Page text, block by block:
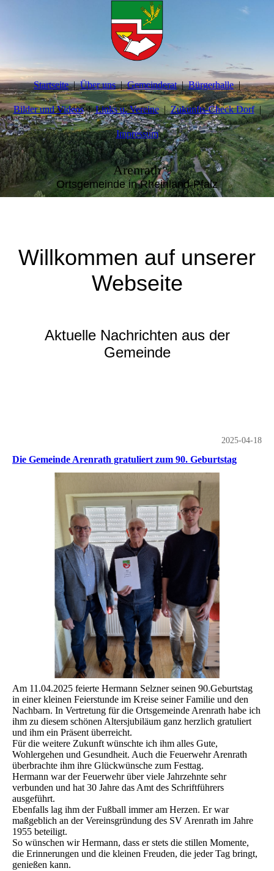
Startseite Über uns Gemeinderat Bürgerhalle
Bilder und Videos Links u. Vereine Zukunfts-Check Dorf
Impressum
Arenrath
Ortsgemeinde in Rheinland-Pfalz
Willkommen auf unserer
Webseite
Aktuelle Nachrichten aus der
Gemeinde
2025-04-18
Die Gemeinde Arenrath gratuliert zum 90. Geburtstag
Am 11.04.2025 feierte Hermann Selzner seinen 90.Geburtstag
in einer kleinen Feierstunde im Kreise seiner Familie und den
Nachbarn. In Vertretung für die Ortsgemeinde Arenrath habe ich
ihm zu diesem schönen Altersjubiläum ganz herzlich gratuliert
und ihm ein Präsent überreicht.
Für die weitere Zukunft wünschte ich ihm alles Gute,
Wohlergehen und Gesundheit. Auch die Feuerwehr Arenrath
überbrachte ihm ihre Glückwünsche zum Festtag.
Hermann war der Feuerwehr über viele Jahrzehnte sehr
verbunden und hat 30 Jahre das Amt des Schriftführers
ausgeführt.
Ebenfalls lag ihm der Fußball immer am Herzen. Er war
maßgeblich an der Vereinsgründung des SV Arenrath im Jahre
1955 beteiligt.
So wünschen wir Hermann, dass er stets die stillen Momente,
die Erinnerungen und die kleinen Freuden, die jeder Tag bringt,
genießen kann.